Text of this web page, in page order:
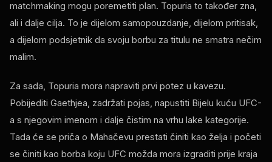
matchmaking mogu poremetiti plan. Topuria to također zna,
ali i dalje cilja. To je dijelom samopouzdanje, dijelom pritisak,
a dijelom podsjetnik da svoju borbu za titulu ne smatra nečim
malim.
Za sada, Topuria mora napraviti prvi potez u kavezu.
Pobijediti Gaethjea, zadržati pojas, napustiti Bijelu kuću UFC-
a s njegovim imenom i dalje čistim na vrhu lake kategorije.
Tada će se priča o Mahačevu prestati činiti kao želja i početi
se činiti kao borba koju UFC možda mora izgraditi prije kraja